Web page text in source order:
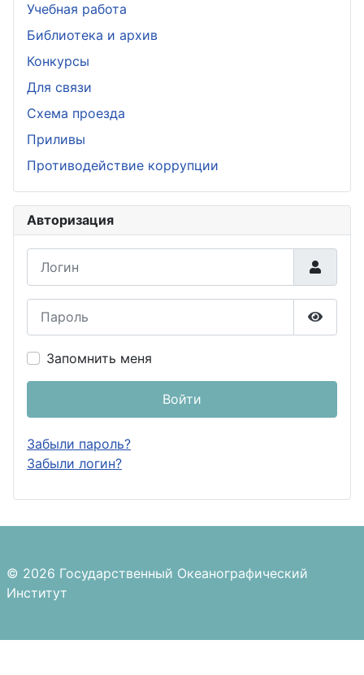
Учебная работа
Библиотека и архив
Конкурсы
Для связи
Схема проезда
Приливы
Противодействие коррупции
Авторизация
Запомнить меня
Войти
Забыли пароль?
Забыли логин?
© 2026 Государственный Океанографический
Институт